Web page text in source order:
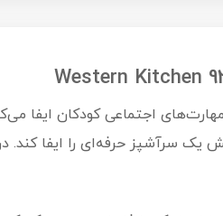
یک سرآشپز حرفه‌ای را ایفا کند.